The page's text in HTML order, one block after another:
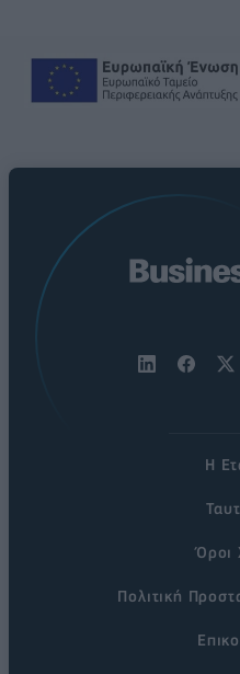
Η
Όροι
Πολιτική